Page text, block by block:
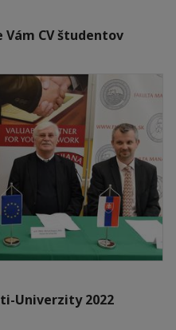
CV študentov
Univerzity 2022